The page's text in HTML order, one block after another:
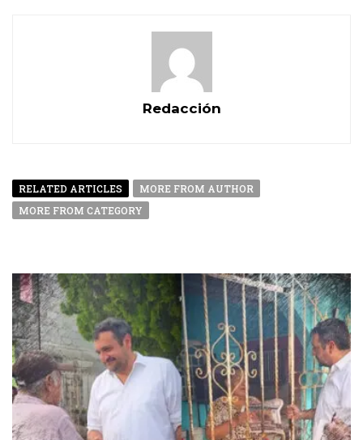
Redacción
RELATED ARTICLES
MORE FROM AUTHOR
MORE FROM CATEGORY